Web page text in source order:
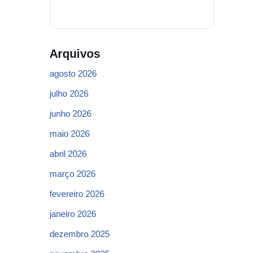
Arquivos
agosto 2026
julho 2026
junho 2026
maio 2026
abril 2026
março 2026
fevereiro 2026
janeiro 2026
dezembro 2025